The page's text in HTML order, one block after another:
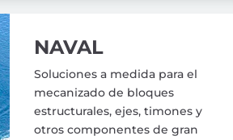
NAVAL
Soluciones a medida para el
mecanizado de bloques
estructurales, ejes, timones y
otros componentes de gran